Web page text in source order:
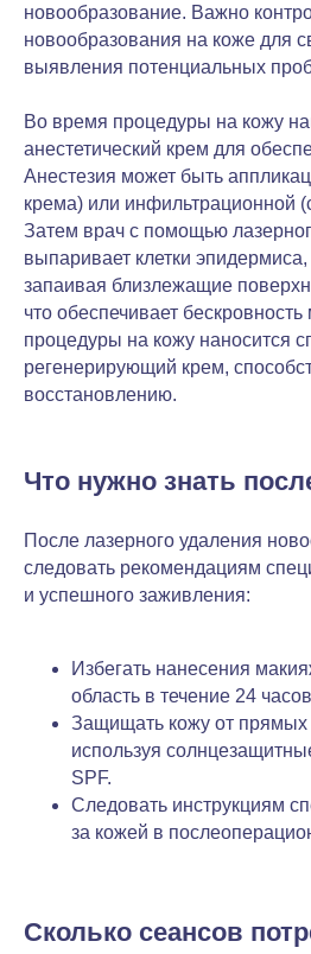
новообразование. Важно
новообразования на коже для
выявления потенциальных
Во время процедуры на кожу
анестетический крем для
Анестезия может быть
крема) или инфильтрационной
Затем врач с помощью
выпаривает клетки
запаивая близлежащие
что обеспечивает
процедуры на кожу наносится
регенерирующий крем,
восстановлению.
Что нужно знать
После лазерного удаления
следовать рекомендациям
и успешного заживления:
Избегать нанесения
область в течение 24
Защищать кожу от прямых
используя
SPF.
Следовать инструкциям
за кожей в
Сколько сеансов